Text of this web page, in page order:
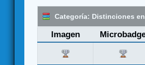
Categoría: Distinciones
Imagen